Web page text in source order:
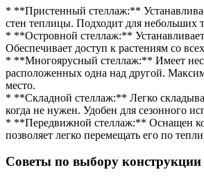
* **Пристенный стеллаж:**
стен теплицы. Подходит для небольших
* **Островной стеллаж:**
Обеспечивает доступ к растениям со
* **Многоярусный стеллаж:** Имеет
расположенных одна над другой.
место.
* **Складной стеллаж:** Легко
когда не нужен. Удобен для сезонного
* **Передвижной стеллаж:** Оснащен
позволяет легко перемещать его по
Советы по выбору конструкции